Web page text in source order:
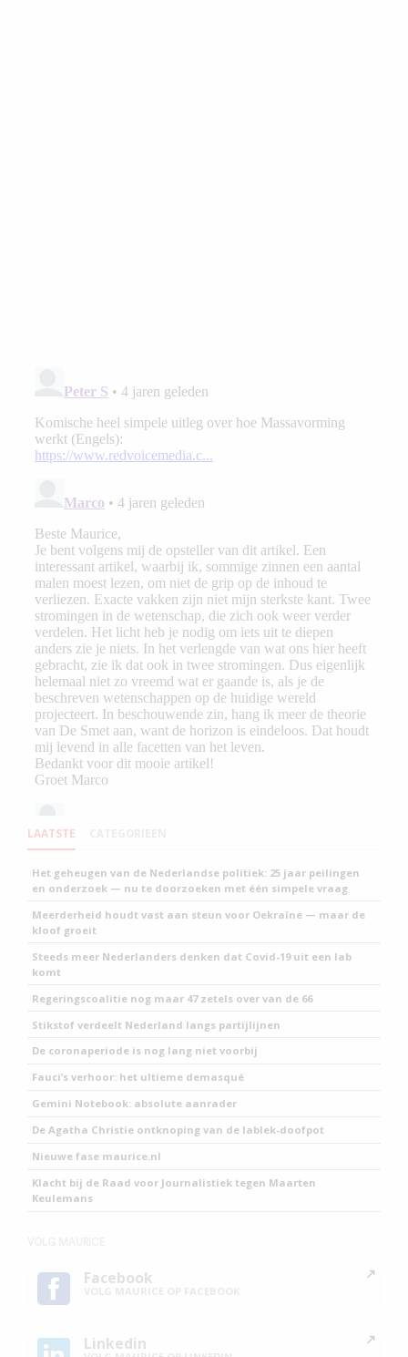
LAATSTE
Het geheugen van de Nederlandse politiek: 25 jaar peilingen
en onderzoek — nu te doorzoeken met één simpele vraag
Meerderheid houdt vast aan steun voor Oekraïne — maar de
kloof groeit
Steeds meer Nederlanders denken dat Covid-19 uit een lab
komt
Regeringscoalitie nog maar 47 zetels over van de 66
Stikstof verdeelt Nederland langs partijlijnen
De coronaperiode is nog lang niet voorbij
Fauci’s verhoor: het ultieme demasqué
Gemini Notebook: absolute aanrader
De Agatha Christie ontknoping van de lablek-doofpot
Nieuwe fase maurice.nl
Klacht bij de Raad voor Journalistiek tegen Maarten
Keulemans
Facebook
Linkedin